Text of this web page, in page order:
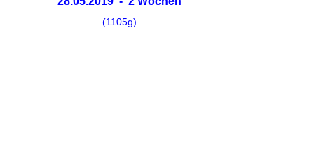
(1105g)